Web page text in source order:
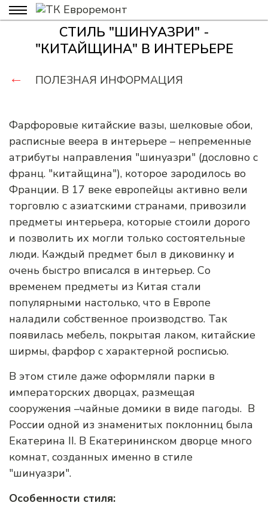
СТИЛЬ "ШИНУАЗРИ" -
"КИТАЙЩИНА" В ИНТЕРЬЕРЕ
← ПОЛЕЗНАЯ ИНФОРМАЦИЯ
Фарфоровые китайские вазы, шелковые обои,
расписные веера в интерьере – непременные
атрибуты направления "шинуазри" (дословно с
франц. "китайщина"), которое зародилось во
Франции. В 17 веке европейцы активно вели
торговлю с азиатскими странами, привозили
предметы интерьера, которые стоили дорого
и позволить их могли только состоятельные
люди. Каждый предмет был в диковинку и
очень быстро вписался в интерьер. Со
временем предметы из Китая стали
популярными настолько, что в Европе
наладили собственное производство. Так
появилась мебель, покрытая лаком, китайские
ширмы, фарфор с характерной росписью.
В этом стиле даже оформляли парки в
императорских дворцах, размещая
сооружения –чайные домики в виде пагоды. В
России одной из знаменитых поклонниц была
Екатерина II. В Екатерининском дворце много
комнат, созданных именно в стиле
"шинуазри".
Особенности стиля: